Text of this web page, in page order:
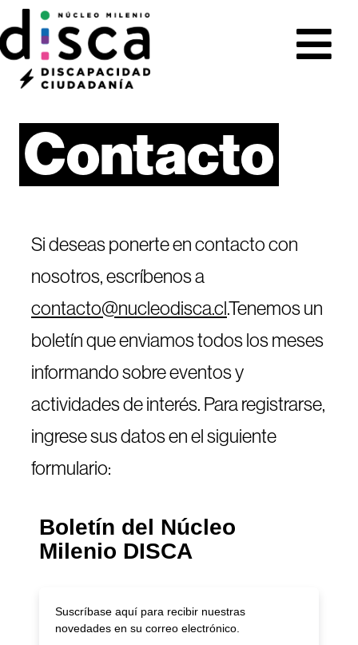
Contacto
Si deseas ponerte en contacto con
nosotros, escríbenos a
contacto@nucleodisca.cl.Tenemos un
boletín que enviamos todos los meses
informando sobre eventos y
actividades de interés. Para registrarse,
ingrese sus datos en el siguiente
formulario: